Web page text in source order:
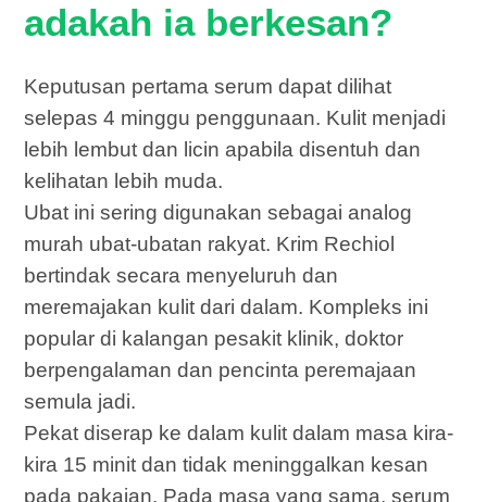
adakah ia berkesan?
Keputusan pertama serum dapat dilihat
selepas 4 minggu penggunaan. Kulit menjadi
lebih lembut dan licin apabila disentuh dan
kelihatan lebih muda.
Ubat ini sering digunakan sebagai analog
murah ubat-ubatan rakyat. Krim Rechiol
bertindak secara menyeluruh dan
meremajakan kulit dari dalam. Kompleks ini
popular di kalangan pesakit klinik, doktor
berpengalaman dan pencinta peremajaan
semula jadi.
Pekat diserap ke dalam kulit dalam masa kira-
kira 15 minit dan tidak meninggalkan kesan
pada pakaian. Pada masa yang sama, serum